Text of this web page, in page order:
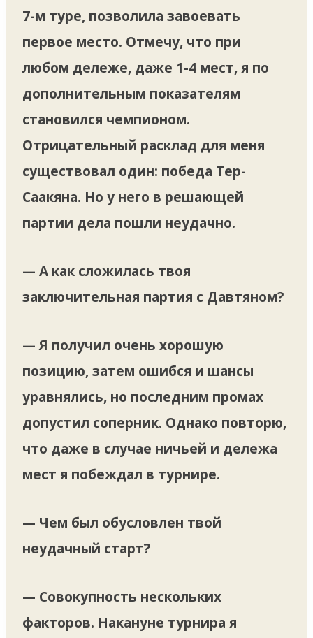
7-м туре, позволила завоевать
первое место. Отмечу, что при
любом дележе, даже 1-4 мест, я по
дополнительным показателям
становился чемпионом.
Отрицательный расклад для меня
существовал один: победа Тер-
Саакяна. Но у него в решающей
партии дела пошли неудачно.
— А как сложилась твоя
заключительная партия с Давтяном?
— Я получил очень хорошую
позицию, затем ошибся и шансы
уравнялись, но последним промах
допустил соперник. Однако повторю,
что даже в случае ничьей и дележа
мест я побеждал в турнире.
— Чем был обусловлен твой
неудачный старт?
— Совокупность нескольких
факторов. Накануне турнира я